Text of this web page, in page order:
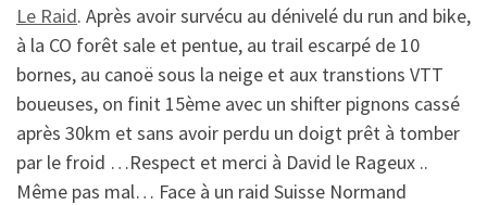
Le Raid. Après avoir survécu au dénivelé du run and bike,
à la CO forêt sale et pentue, au trail escarpé de 10
bornes, au canoë sous la neige et aux transtions VTT
boueuses, on finit 15ème avec un shifter pignons cassé
après 30km et sans avoir perdu un doigt prêt à tomber
par le froid …Respect et merci à David le Rageux ..
Même pas mal… Face à un raid Suisse Normand